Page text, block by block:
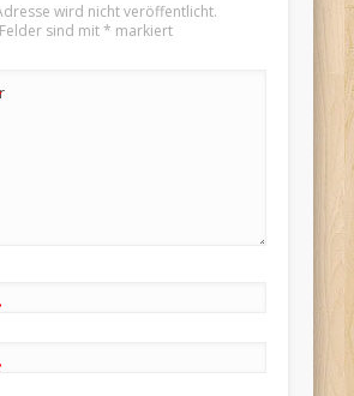
wird nicht veröffentlicht.
sind mit* markiert